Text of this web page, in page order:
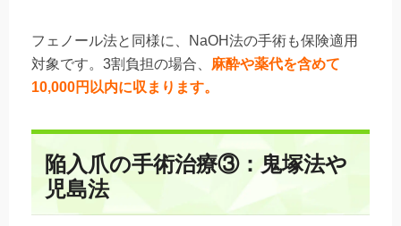
フェノール法と同様に、NaOH法の手術も保険適用
対象です。3割負担の場合、 麻酔や薬代を含めて
10,000円以内に収まります。
陥入爪の手術治療③：鬼塚法や
児島法